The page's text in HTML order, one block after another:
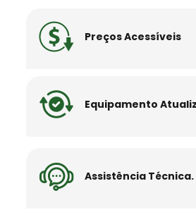
Preços Acessíveis
Equipamento
Assistência Técnica.